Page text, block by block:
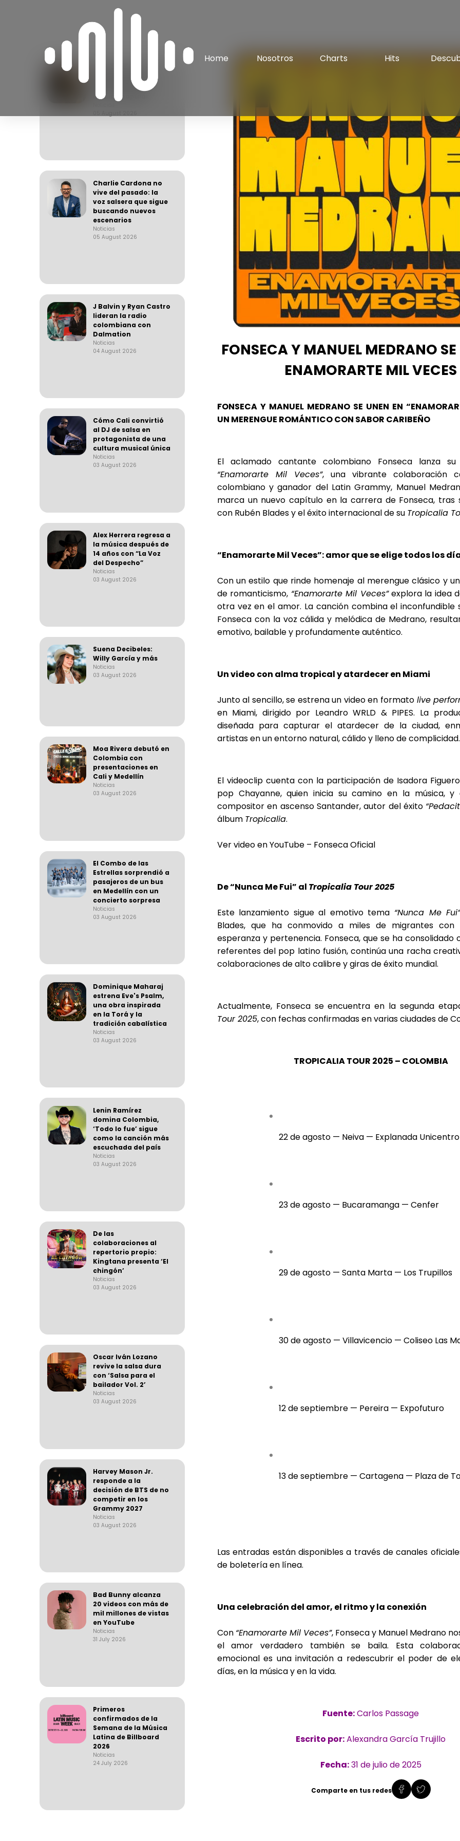
Home Nosotros Charts Hits
generación que
busca cambiar la
música popular
Charlie Cardona no
vive del pasado: la
voz salsera que sigue
buscando nuevos
escenarios
Noticias
05 August 2026
J Balvin y Ryan Castro
lideran la radio
colombiana con
Dalmation
Noticias
04 August 2026
Cómo Cali convirtió
al DJ de salsa en
protagonista de una
cultura musical única
Noticias
03 August 2026
Alex Herrera regresa a
la música después de
14 años con “La Voz
del Despecho”
Noticias
03 August 2026
Suena Decibeles:
Willy García y más
Noticias
03 August 2026
Moa Rivera debutó en
Colombia con
presentaciones en
Cali y Medellín
Noticias
03 August 2026
El Combo de las
Estrellas sorprendió a
pasajeros de un bus
en Medellín con un
concierto sorpresa
Noticias
03 August 2026
Dominique Maharaj
estrena Eve's Psalm,
una obra inspirada
en la Torá y la
tradición cabalística
Noticias
03 August 2026
Lenin Ramírez
domina Colombia,
‘Todo lo fue’ sigue
como la canción más
escuchada del país
Noticias
03 August 2026
De las
colaboraciones al
repertorio propio:
Kingtana presenta ‘El
chingón’
Noticias
03 August 2026
Oscar Iván Lozano
revive la salsa dura
con ‘Salsa para el
bailador Vol. 2’
Noticias
03 August 2026
Harvey Mason Jr.
responde a la
decisión de BTS de no
competir en los
Grammy 2027
Noticias
03 August 2026
Bad Bunny alcanza
20 videos con más de
mil millones de vistas
en YouTube
Noticias
31 July 2026
Primeros
confirmados de la
Semana de la Música
Latina de Billboard
2026
Noticias
24 July 2026
FONSECA Y MANUEL MEDRANO SE
ENAMORARTE MIL VECES
FONSECA Y MANUEL MEDRANO SE UNEN EN
UN MERENGUE ROMÁNTICO CON SABOR CARIBEÑO
El aclamado cantante colombiano Fonseca lanza su
“Enamorarte Mil Veces”, una vibrante colaboración
colombiano y ganador del Latin Grammy, Manuel
marca un nuevo capítulo en la carrera de Fonseca, tras
con Rubén Blades y el éxito internacional de su Tropicalia
“Enamorarte Mil Veces”: amor que se elige todos los
Con un estilo que rinde homenaje al merengue clásico y
de romanticismo, “Enamorarte Mil Veces”explora la idea
otra vez en el amor. La canción combina el inconfundible
Fonseca con la voz cálida y melódica de Medrano,
emotivo, bailable y profundamente auténtico.
Un video con alma tropical y atardecer en Miami
Junto al sencillo, se estrena un video en formato live
en Miami, dirigido por Leandro WRLD & PIPES. La
diseñada para capturar el atardecer de la ciudad,
artistas en un entorno natural, cálido y lleno de complicidad.
El videoclip cuenta con la participación de Isadora
pop Chayanne, quien inicia su camino en la música,
compositor en ascenso Santander, autor del éxito
álbum Tropicalia.
Ver video en YouTube – Fonseca Oficial
De “Nunca Me Fui” al Tropicalia Tour 2025
Este lanzamiento sigue al emotivo tema “Nunca Me
Blades, que ha conmovido a miles de migrantes con
esperanza y pertenencia. Fonseca, que se ha consolidado
referentes del pop latino fusión, continúa una racha
colaboraciones de alto calibre y giras de éxito mundial.
Actualmente, Fonseca se encuentra en la segunda
Tour 2025, con fechas confirmadas en varias ciudades de
TROPICALIA TOUR 2025 – COLOMBIA
22 de agosto — Neiva — Explanada Unicentro
23 de agosto — Bucaramanga — Cenfer
29 de agosto — Santa Marta — Los Trupillos
30 de agosto — Villavicencio — Coliseo Las
12 de septiembre — Pereira — Expofuturo
13 de septiembre — Cartagena — Plaza de
Las entradas están disponibles a través de canales
de boletería en línea.
Una celebración del amor, el ritmo y la conexión
Con “Enamorarte Mil Veces”, Fonseca y Manuel Medrano
el amor verdadero también se baila. Esta
emocional es una invitación a redescubrir el poder de
días, en la música y en la vida.
Fuente:Carlos Passage
Escrito por:Alexandra García Trujillo
Fecha:31 de julio de 2025
Comparte en tus redes